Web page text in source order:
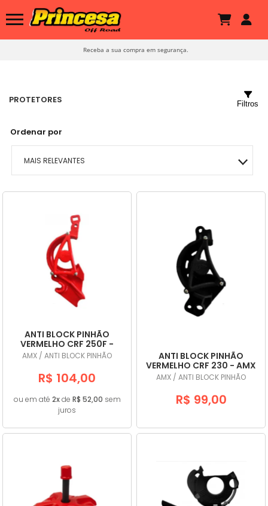
Receba a sua compra em segurança.
PROTETORES
Ordenar por
MAIS RELEVANTES
MAIS VENDIDOS
MENOR PREÇO
MAIOR PREÇO
Filtros
ANTI BLOCK PINHÃO
VERMELHO CRF 250F -
AMX
AMX / ANTI BLOCK PINHÃO
R$ 104,00
ou em até 2xde R$ 52,00 sem
juros
ANTI BLOCK PINHÃO
VERMELHO CRF 230 - AMX
AMX / ANTI BLOCK PINHÃO
R$ 99,00